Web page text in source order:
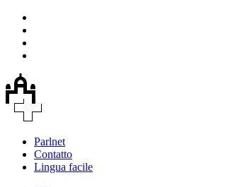
Parlnet
Contatto
Lingua facile